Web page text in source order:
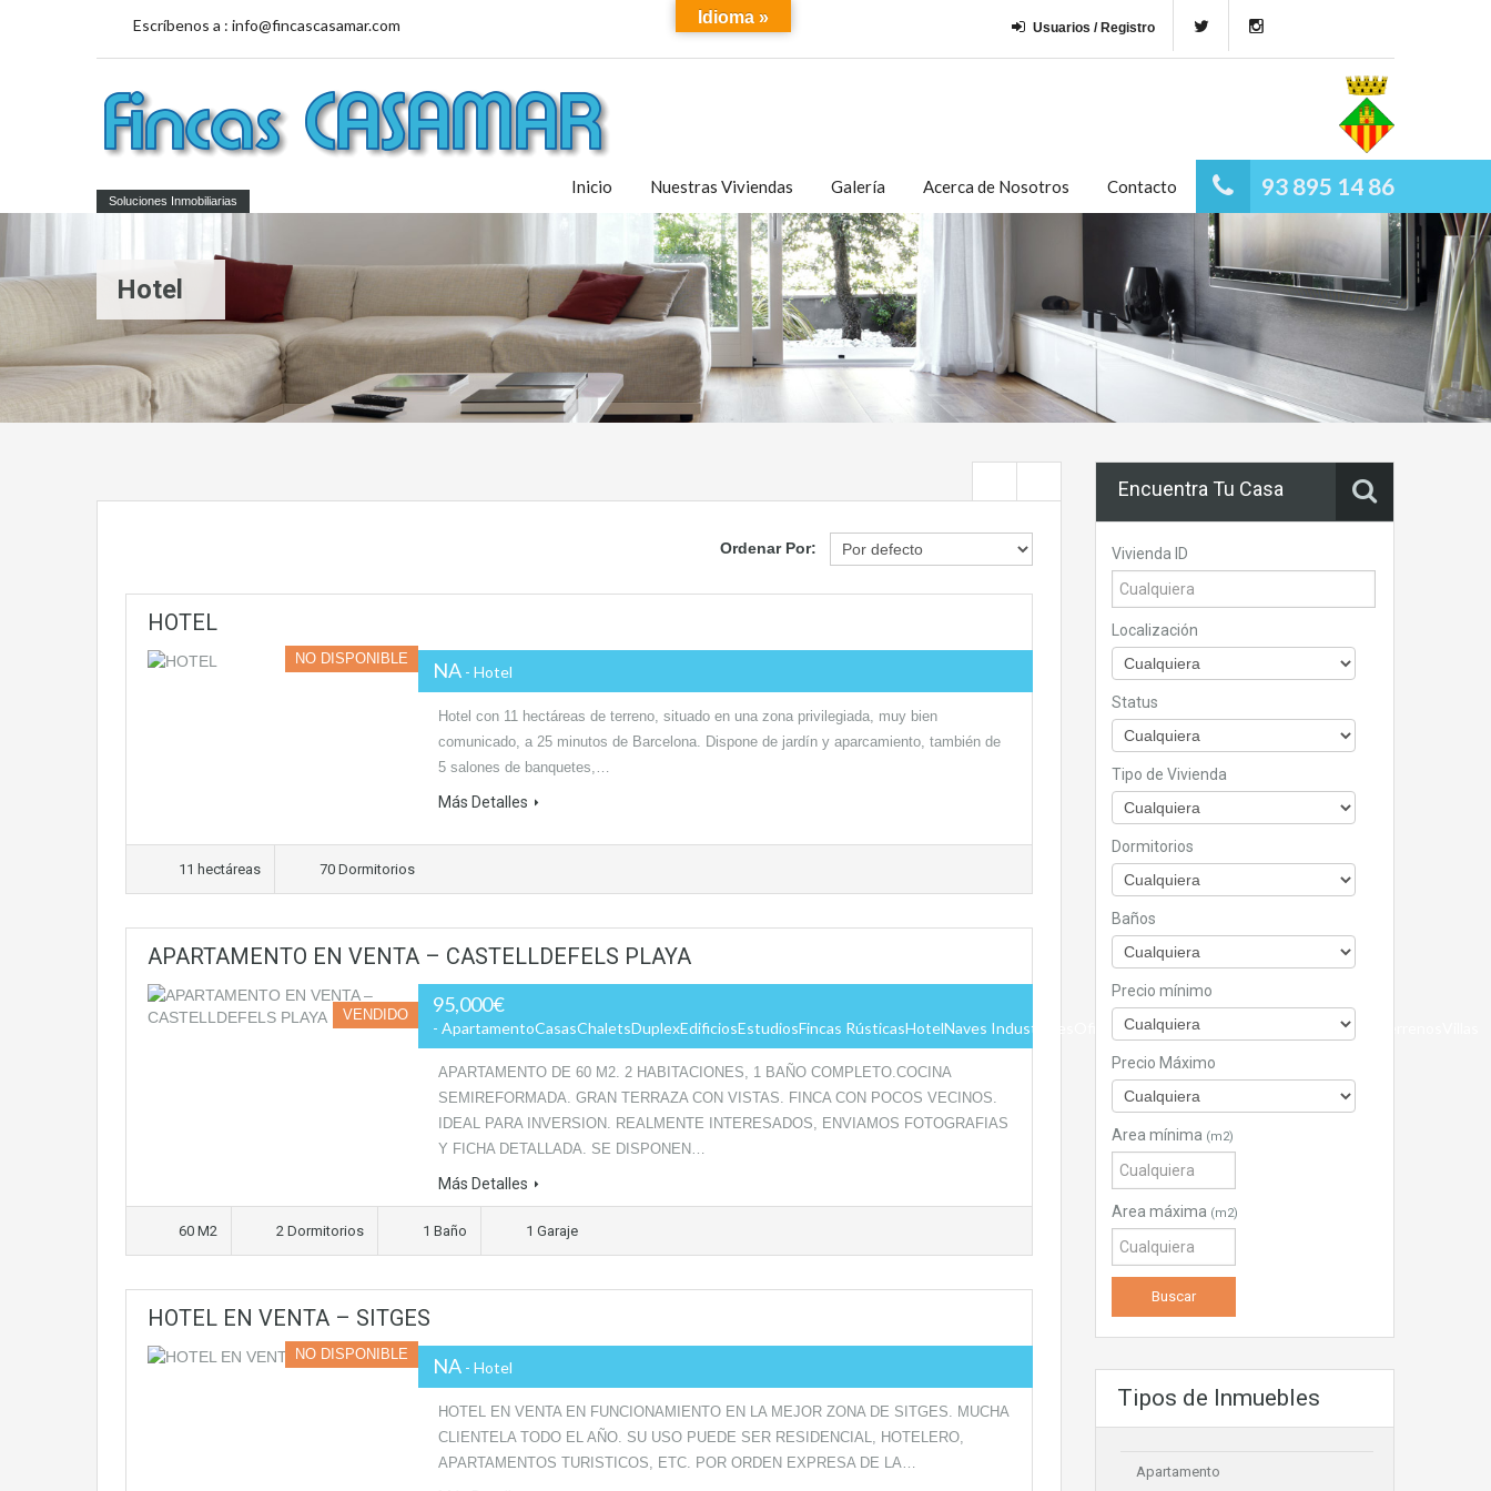
Escríbenos a : info@fincascasamar.com Usuarios / Registro
Soluciones Inmobiliarias
93 895 14 86
Inicio Nuestras Viviendas Galería Acerca de Nosotros Contacto
Hotel
Ordenar Por:
HOTEL
NO DISPONIBLE NA - Hotel
Hotel con 11 hectáreas de terreno, situado en una zona privilegiada, muy bien
comunicado, a 25 minutos de Barcelona. Dispone de jardín y aparcamiento, también de
5 salones de banquetes,…
Más Detalles
11 hectáreas 70 Dormitorios
APARTAMENTO EN VENTA – CASTELLDEFELS PLAYA
VENDIDO 95,000€
- ApartamentoCasasChaletsDuplexEdificiosEstudiosFincas RústicasHotelNaves IndustrialesOficinas Y Locales ComercialesPisosSolaresTerrenosVillas
APARTAMENTO DE 60 M2. 2 HABITACIONES, 1 BAÑO COMPLETO.COCINA
SEMIREFORMADA. GRAN TERRAZA CON VISTAS. FINCA CON POCOS VECINOS.
IDEAL PARA INVERSION. REALMENTE INTERESADOS, ENVIAMOS FOTOGRAFIAS
Y FICHA DETALLADA. SE DISPONEN…
Más Detalles
60 M2 2 Dormitorios 1 Baño 1 Garaje
HOTEL EN VENTA – SITGES
NO DISPONIBLE NA - Hotel
HOTEL EN VENTA EN FUNCIONAMIENTO EN LA MEJOR ZONA DE SITGES. MUCHA
CLIENTELA TODO EL AÑO. SU USO PUEDE SER RESIDENCIAL, HOTELERO,
APARTAMENTOS TURISTICOS, ETC. POR ORDEN EXPRESA DE LA…
Encuentra Tu Casa
Vivienda ID
Localización
Status
Tipo de Vivienda
Dormitorios
Baños
Precio mínimo
Precio Máximo
Area mínima (m2)
Area máxima (m2)
Tipos de Inmuebles
Apartamento
Idioma »